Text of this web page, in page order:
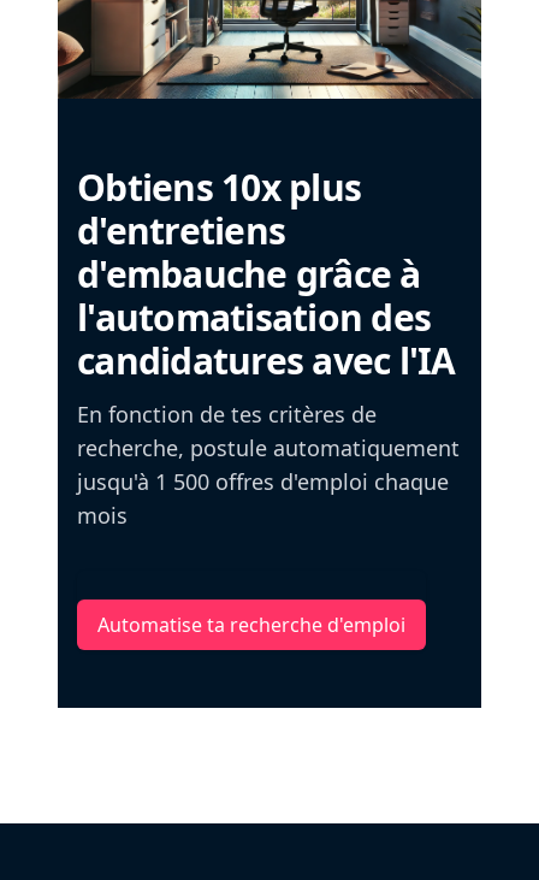
Obtiens 10x plus
d'entretiens
d'embauche grâce à
l'automatisation des
candidatures avec l'IA
En fonction de tes critères de
recherche, postule automatiquement
jusqu'à 1 500 offres d'emploi chaque
mois
Automatise ta recherche d'emploi